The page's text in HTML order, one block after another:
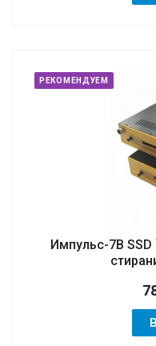
РЕКОМЕНДУЕМ
Импульс-7В SSD